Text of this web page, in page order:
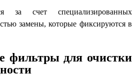
за счет специализированных
замены, которые фиксируются в
фильтры для очистки